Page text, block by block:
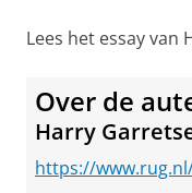
Lees het essay van
Over de
Harry
https://